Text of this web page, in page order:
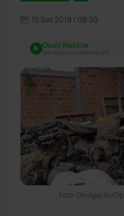
15 Set 2018 / 08:50
Ouvir Notícia
Narração automática (IA)
Foto: Divulgação/